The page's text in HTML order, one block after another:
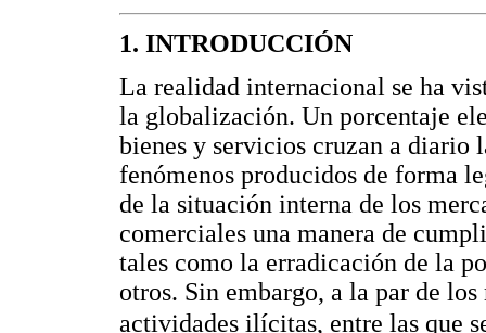
1. INTRODUCCIÓN
La realidad internacional se ha
la globalización. Un porcentaje
bienes y servicios cruzan a diario
fenómenos producidos de forma
de la situación interna de los
comerciales una manera de
tales como la erradicación de la
otros. Sin embargo, a la par de
actividades ilícitas, entre las que